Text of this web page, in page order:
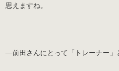
思えますね。
―前田さんにとって「トレーナー」